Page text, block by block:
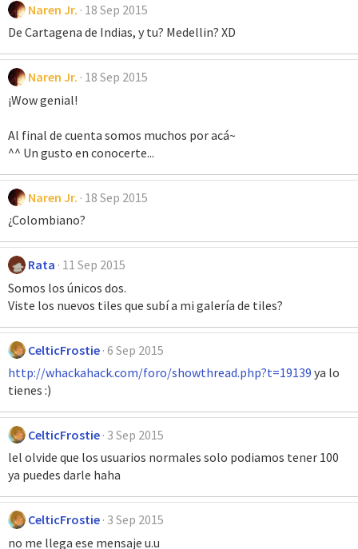
Naren Jr. 18 Sep 2015
De Cartagena de Indias, y tu? Medellin? XD
Naren Jr. 18 Sep 2015
¡Wow genial!
Al final de cuenta somos muchos por acá~
^^ Un gusto en conocerte...
Naren Jr. 18 Sep 2015
¿Colombiano?
Rata 11 Sep 2015
Somos los únicos dos.
Viste los nuevos tiles que subí a mi galería de tiles?
CelticFrostie 6 Sep 2015
http://whackahack.com/foro/showthread.php?t=19139 ya lo
tienes :)
CelticFrostie 3 Sep 2015
lel olvide que los usuarios normales solo podiamos tener 100
ya puedes darle haha
CelticFrostie 3 Sep 2015
no me llega ese mensaje u.u